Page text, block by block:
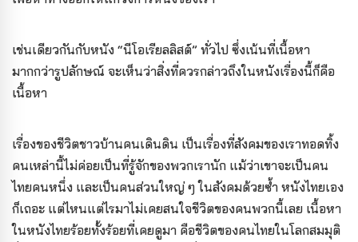
เช่นเดียวกันกับหนัง “นีโอเรียลลิสต์” ทั่วไป ซึ่งเน้นที่เนื้อหา
มากกว่ารูปลักษณ์ จะเห็นว่าสิ่งที่ควรกล่าวถึงในหนังเรื่องนี้ก็คือ
เนื้อหา
เรื่องของชีวิตชาวบ้านคนเดินดิน เป็นเรื่องที่สังคมของเราทอดทิ้ง
คนเหล่านี้ไม่ค่อยเป็นที่รู้จักของพวกเรานัก แม้ว่าเขาจะเป็นคน
ไทยคนหนึ่ง และเป็นคนส่วนใหญ่ ๆ ในสังคมด้วยซ้ำ หนังไทยเอง
ก็เถอะ แต่ไหนแต่ไรมาไม่เคยสนใจชีวิตของคนพวกนี้เลย เนื้อหา
ในหนังไทยร้อยทั้งร้อยที่เคยดูมา คือชีวิตของคนไทยในโลกสมมุติ